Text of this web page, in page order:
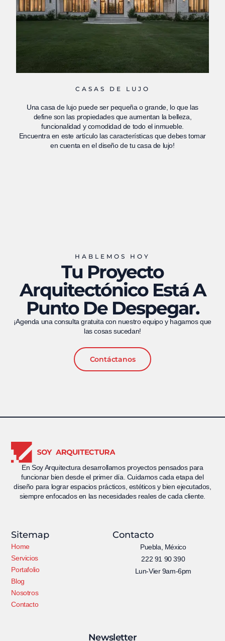
CASAS DE LUJO
Una casa de lujo puede ser pequeña o grande, lo que las
define son las propiedades que aumentan la belleza,
funcionalidad y comodidad de todo el inmueble.
Encuentra en este artículo las características que debes tomar
en cuenta en el diseño de tu casa de lujo!
HABLEMOS HOY
Tu Proyecto
Arquitectónico Está A
Punto De Despegar.
¡Agenda una consulta gratuita con nuestro equipo y hagamos que
las cosas sucedan!
Contáctanos
En Soy Arquitectura desarrollamos proyectos pensados para
funcionar bien desde el primer día. Cuidamos cada etapa del
diseño para lograr espacios prácticos, estéticos y bien ejecutados,
siempre enfocados en las necesidades reales de cada cliente.
Sitemap
Home
Servicios
Portafolio
Blog
Nosotros
Contacto
Contacto
Puebla, México
222 91 90 390
Lun-Vier 9am-6pm
Newsletter